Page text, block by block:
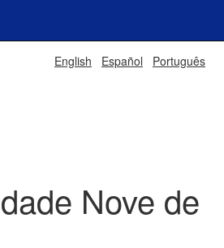
English Español Português
Nove de